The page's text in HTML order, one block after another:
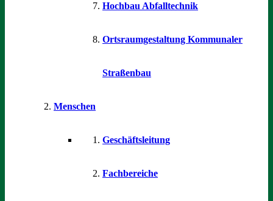
Hochbau Abfalltechnik
Ortsraumgestaltung Kommunaler
Straßenbau
Menschen
Geschäftsleitung
Fachbereiche